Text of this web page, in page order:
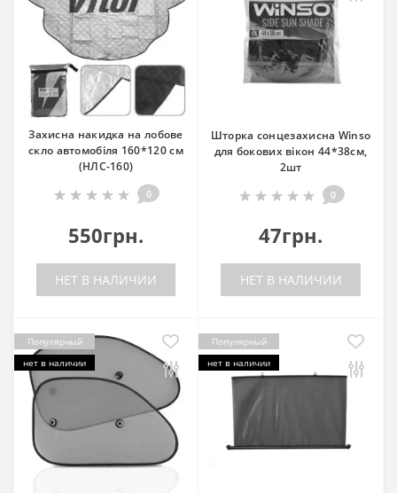
Захисна накидка на лобове
скло автомобіля 160*120 см
(НЛС-160)
0
550грн.
НЕТ В НАЛИЧИИ
Шторка сонцезахисна Winso
для бокових вікон 44*38см,
2шт
0
47грн.
НЕТ В НАЛИЧИИ
Популярный
нет в наличии
Популярный
нет в наличии